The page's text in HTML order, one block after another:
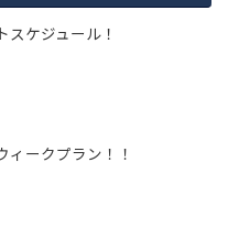
スケジュール！
ィークプラン！！